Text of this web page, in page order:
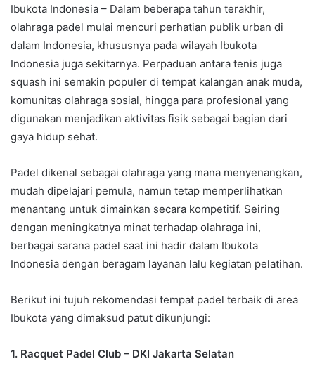
Ibukota Indonesia – Dalam beberapa tahun terakhir,
olahraga padel mulai mencuri perhatian publik urban di
dalam Indonesia, khususnya pada wilayah Ibukota
Indonesia juga sekitarnya. Perpaduan antara tenis juga
squash ini semakin populer di tempat kalangan anak muda,
komunitas olahraga sosial, hingga para profesional yang
digunakan menjadikan aktivitas fisik sebagai bagian dari
gaya hidup sehat.
Padel dikenal sebagai olahraga yang mana menyenangkan,
mudah dipelajari pemula, namun tetap memperlihatkan
menantang untuk dimainkan secara kompetitif. Seiring
dengan meningkatnya minat terhadap olahraga ini,
berbagai sarana padel saat ini hadir dalam Ibukota
Indonesia dengan beragam layanan lalu kegiatan pelatihan.
Berikut ini tujuh rekomendasi tempat padel terbaik di area
Ibukota yang dimaksud patut dikunjungi:
1. Racquet Padel Club – DKI Jakarta Selatan